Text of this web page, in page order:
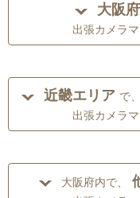
大阪
出張カメラ
近畿エリア で
出張カメラ
大阪府内で、